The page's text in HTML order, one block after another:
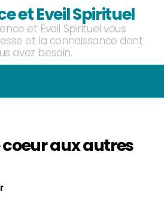
et Eveil Spirituel
et Eveil Spirituel vous
et la connaissance dont
avez besoin.
aux autres